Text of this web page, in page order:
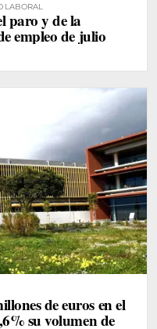
LABORAL
paro y de la
empleo de julio
de euros en el
su volumen de